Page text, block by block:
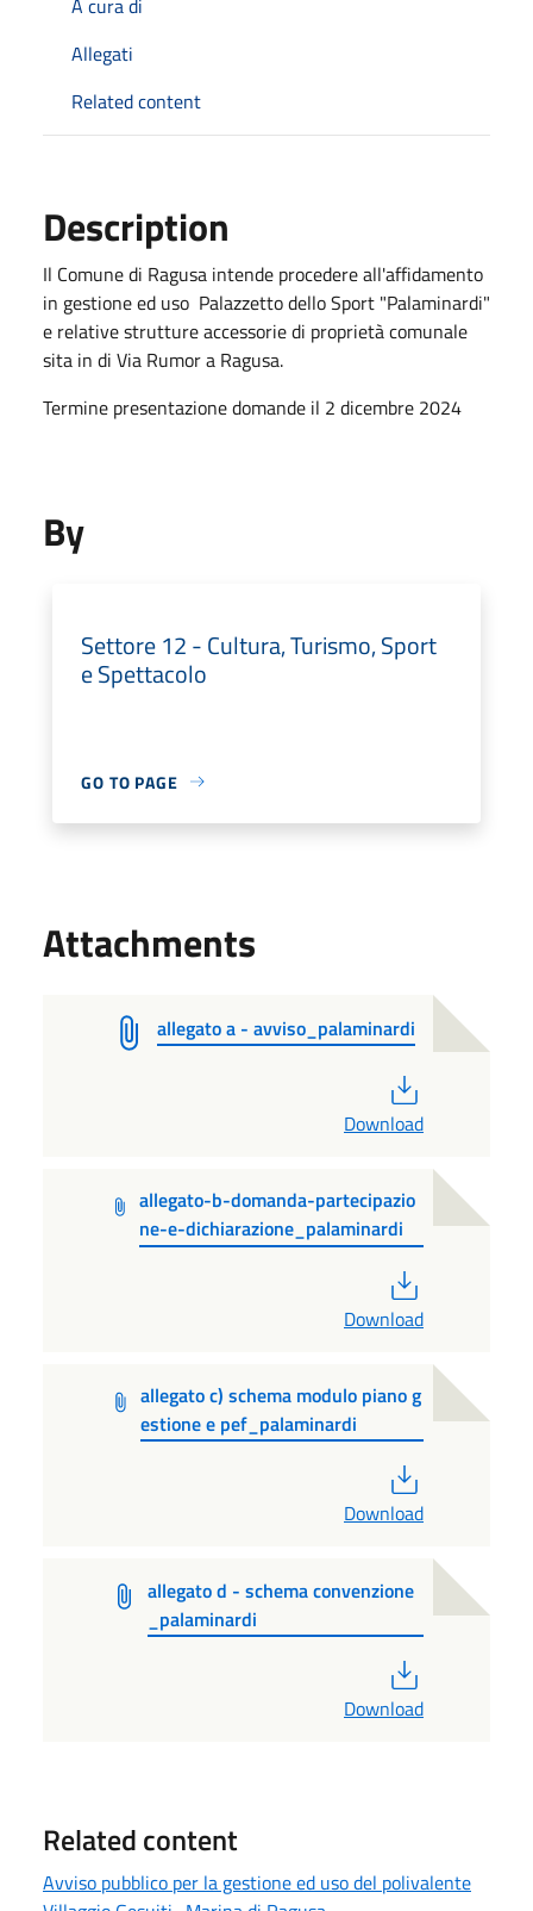
Allegati
Related content
Description
Il Comune di Ragusa intende procedere all'affidamento
in gestione ed uso Palazzetto dello Sport "Palaminardi"
e relative strutture accessorie di proprietà comunale
sita in di Via Rumor a Ragusa.
Termine presentazione domande il 2 dicembre 2024
By
Settore 12 - Cultura, Turismo, Sport
e Spettacolo
GO TO PAGE
Attachments
allegato a - avviso_palaminardi
Download
allegato-b-domanda-partecipazio
ne-e-dichiarazione_palaminardi
Download
allegato c) schema modulo piano g
estione e pef_palaminardi
Download
allegato d - schema convenzione
_palaminardi
Download
Related content
Avviso pubblico per la gestione ed uso del polivalente